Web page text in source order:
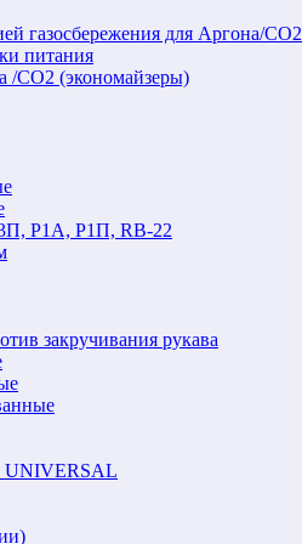
газосбережения для Аргона/СО2
питания
/СО2 (экономайзеры)
Р1А, Р1П, RB-22
закручивания рукава
UNIVERSAL